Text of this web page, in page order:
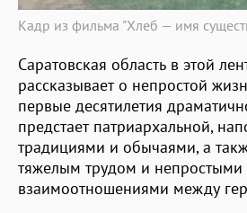
Кадр из фильма "Хлеб — имя
Саратовская область в этой
рассказывает о непростой
первые десятилетия
предстает патриархальной,
традициями и обычаями, а
тяжелым трудом и непростыми
взаимоотношениями между